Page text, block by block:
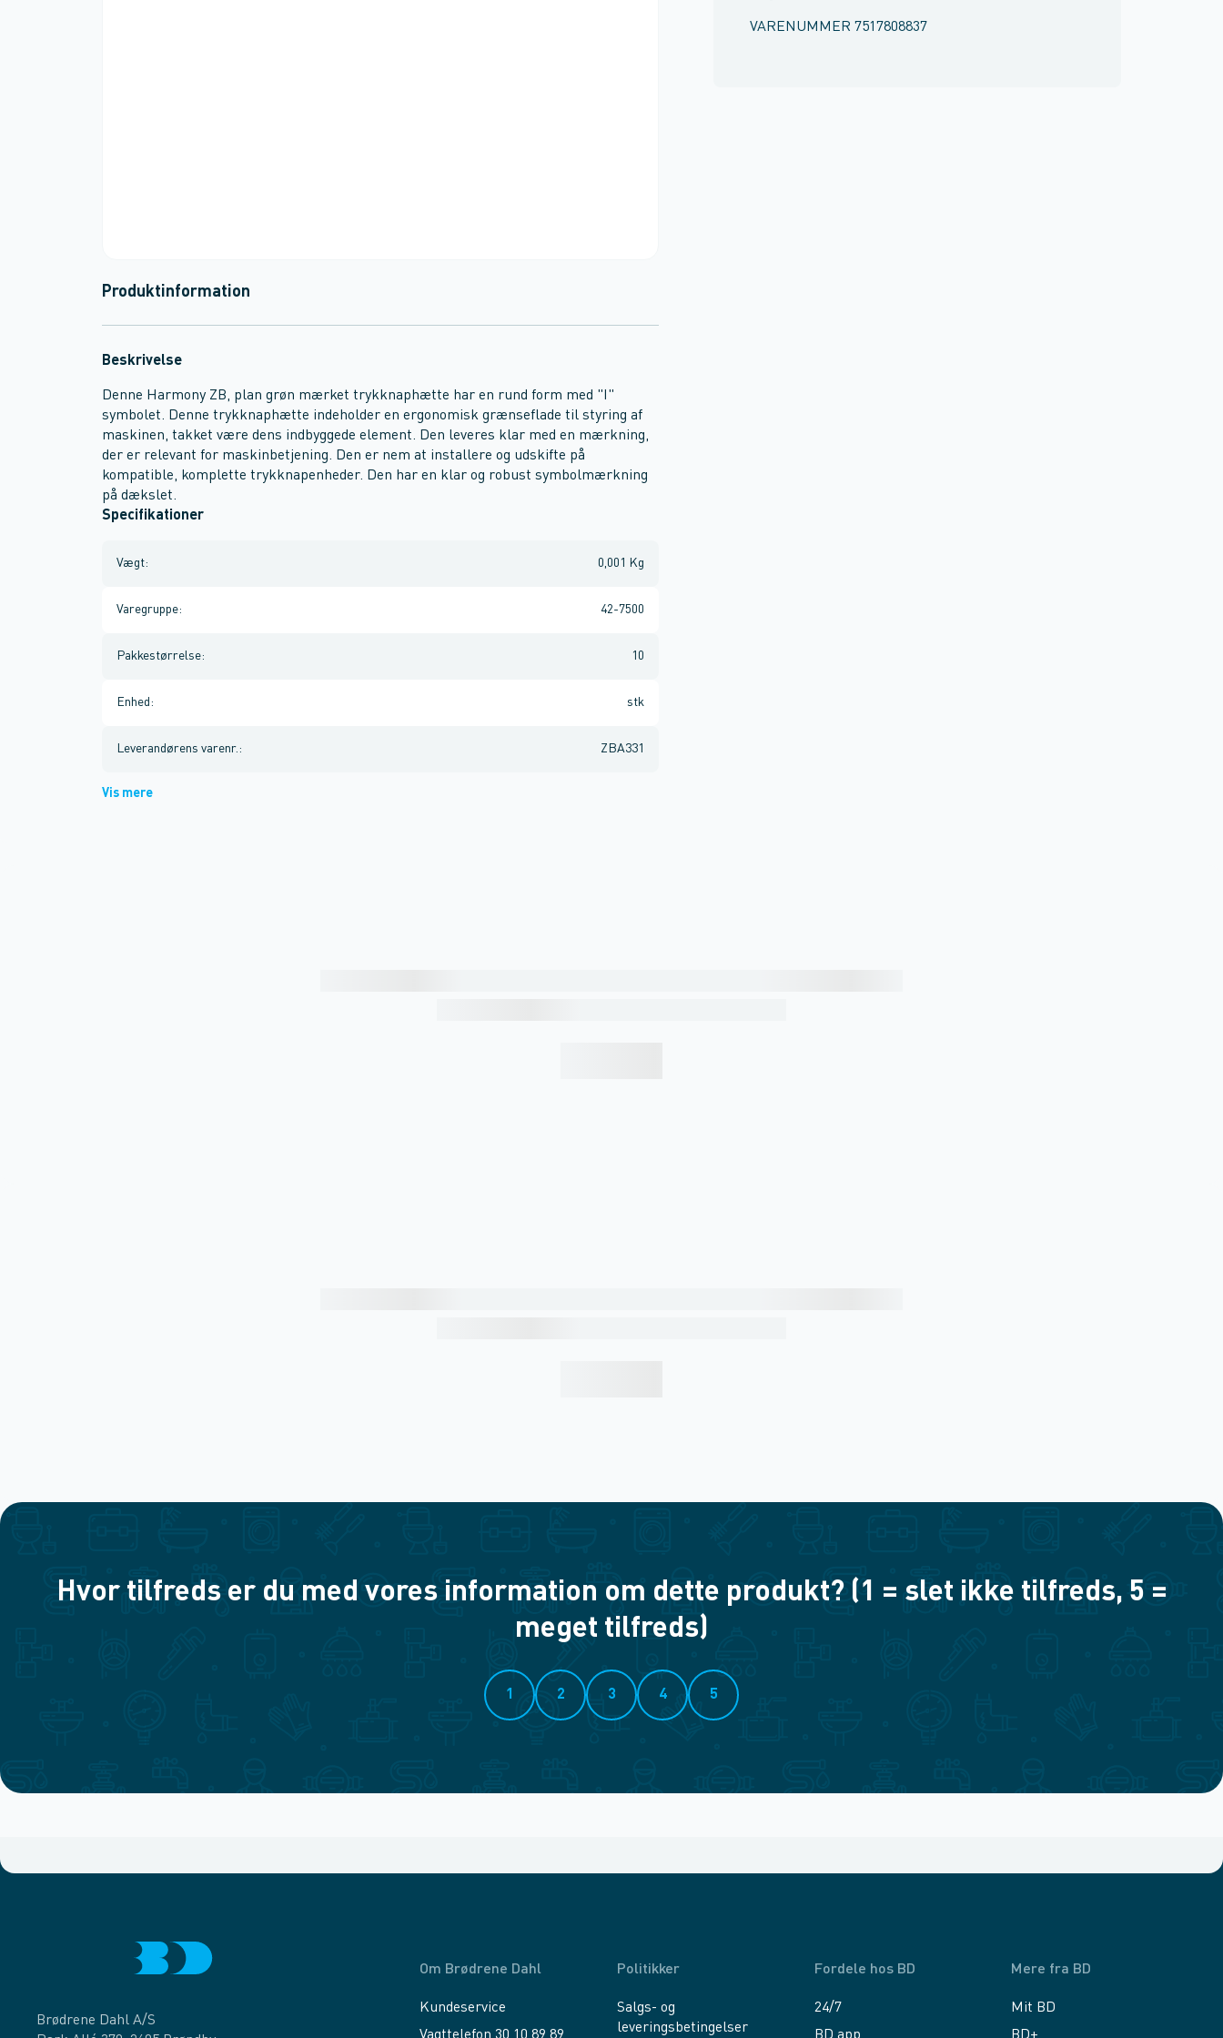
VARENUMMER 7517808837
Produktinformation
Beskrivelse
Denne Harmony ZB, plan grøn mærket trykknaphætte har en rund form med "I"
symbolet. Denne trykknaphætte indeholder en ergonomisk grænseflade til styring af
maskinen, takket være dens indbyggede element. Den leveres klar med en mærkning,
der er relevant for maskinbetjening. Den er nem at installere og udskifte på
kompatible, komplette trykknapenheder. Den har en klar og robust symbolmærkning
på dækslet.
Specifikationer
Vægt: 0,001 Kg
Varegruppe: 42-7500
Pakkestørrelse: 10
Enhed : stk
Leverandørens varenr. : ZBA331
Vis mere
Hvor tilfreds er du med vores information om dette produkt? (1 = slet ikke tilfreds, 5 =
meget tilfreds)
1 2 3 4 5
Brødrene Dahl A/S
Om Brødrene Dahl
Kundeservice
Politikker
Salgs- og
leveringsbetingelser
Fordele hos BD
24/7
Mere fra BD
Mit BD